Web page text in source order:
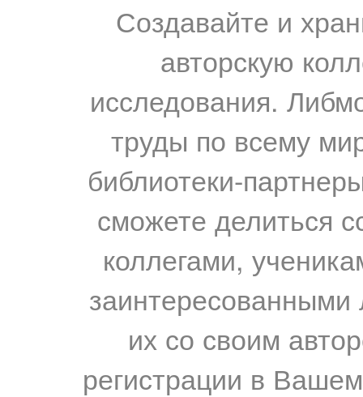
Создавайте и
авторскую
исследования.
труды по всему
библиотеки-
сможете делиться
коллегами,
их со своим
регистрации в